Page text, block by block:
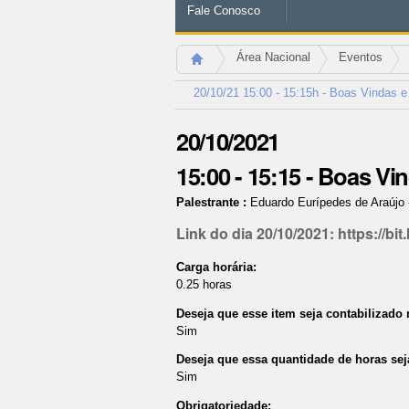
Fale Conosco
Área Nacional Eventos
20/10/21 15:00 - 15:15h - Boas Vindas
20/10/2021
15:00 - 15:15-Boas
Palestrante : Eduardo Eurípedes de Araújo
Link do dia 20/10/2021: https://
Carga horária:
0.25 horas
Deseja que esse item seja
Sim
Deseja que essa quantidade de horas
Sim
Obrigatoriedade: